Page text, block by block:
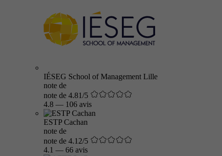
IÉSEG School of Management Lille
note de
note de 4.81/5
4.8 — 106 avis
ESTP Cachan
note de
note de 4.12/5
4.1 — 66 avis